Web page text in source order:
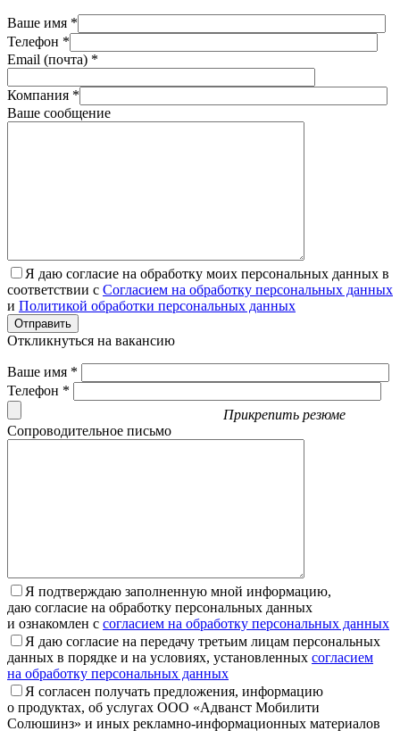
Ваше имя *
Телефон *
Email (почта) *
Компания *
Ваше сообщение
Я даю согласие на обработку моих персональных данных в
соответствии с Согласием на обработку персональных данных
и Политикой обработки персональных данных
Отправить
Откликнуться на вакансию
Ваше имя *
Телефон *
Прикрепить резюме
Сопроводительное письмо
Я подтверждаю заполненную мной информацию,
даю согласие на обработку персональных данных
и ознакомлен с согласием на обработку персональных данных
Я даю согласие на передачу третьим лицам персональных
данных в порядке и на условиях, установленных согласием
на обработку персональных данных
Я согласен получать предложения, информацию
о продуктах, об услугах ООО «Адванст Мобилити
Солюшинз» и иных рекламно-информационных материалов